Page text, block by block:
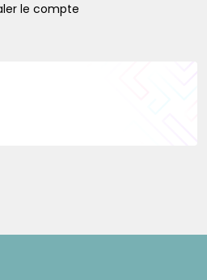
le compte